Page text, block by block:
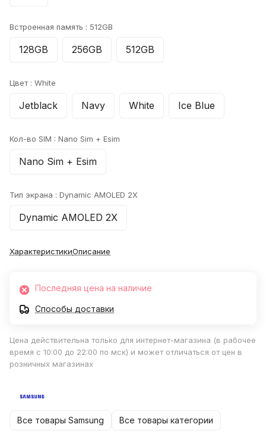
Встроенная память : 512GB
128GB 256GB 512GB
Цвет : White
Jetblack Navy White Ice Blue
Кол-во SIM : Nano Sim + Esim
Nano Sim + Esim
Тип экрана : Dynamic AMOLED 2X
Dynamic AMOLED 2X
ХарактеристикиОписание
Последняя цена на наличие
Способы доставки
Цена действительна только для интернет-магазина (в рабочее
время с 10:00 до 22:00 по мск) и может отличаться от цен в
розничных магазинах
Все товары Samsung Все товары категории